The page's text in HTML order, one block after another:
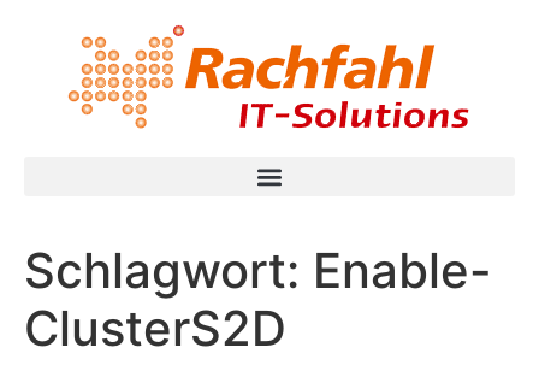
Schlagwort: Enable-
ClusterS2D